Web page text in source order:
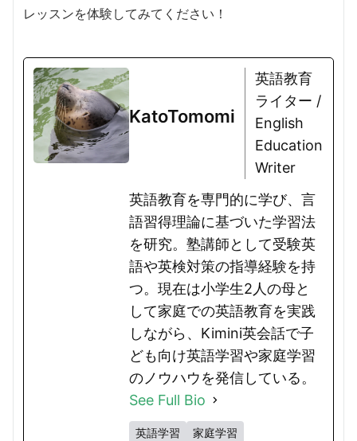
レッスンを体験してみてください！
KatoTomomi
英語教育
ライター /
English
Education
Writer
英語教育を専門的に学び、言
語習得理論に基づいた学習法
を研究。塾講師として受験英
語や英検対策の指導経験を持
つ。現在は小学生2人の母と
して家庭での英語教育を実践
しながら、Kimini英会話で子
ども向け英語学習や家庭学習
のノウハウを発信している。
See Full Bio
英語学習
家庭学習